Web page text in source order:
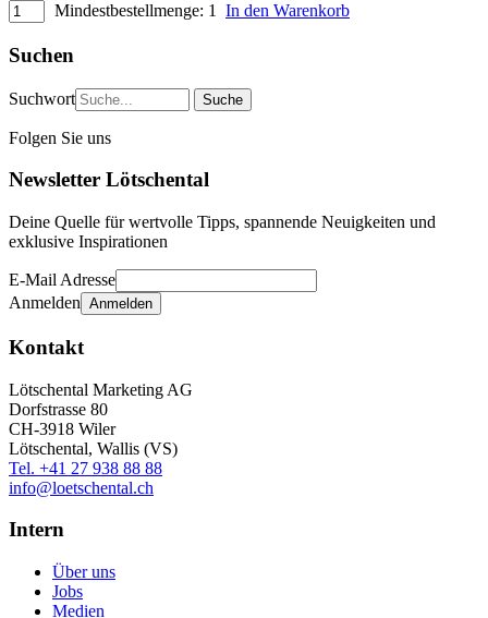
Mindestbestellmenge: 1 In den Warenkorb
Suchen
Suchwort
Folgen Sie uns
Newsletter Lötschental
Deine Quelle für wertvolle Tipps, spannende Neuigkeiten und
exklusive Inspirationen
E-Mail Adresse
Anmelden
Kontakt
Lötschental Marketing AG
Dorfstrasse 80
CH-3918 Wiler
Lötschental, Wallis (VS)
Tel. +41 27 938 88 88
info@loetschental.ch
Intern
Über uns
Jobs
Medien